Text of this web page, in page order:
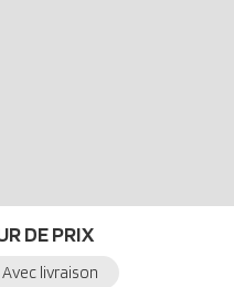
les éléments alimentaires
la nourriture tombe sur le
DE PRIX
Avec livraison